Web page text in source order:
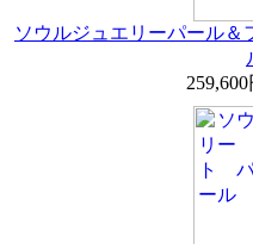
ソウルジュエリーパール＆